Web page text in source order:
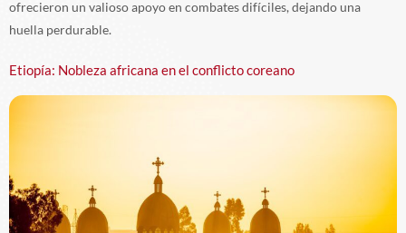
ofrecieron un valioso apoyo en combates difíciles, dejando una
huella perdurable.
Etiopía: Nobleza africana en el conflicto coreano